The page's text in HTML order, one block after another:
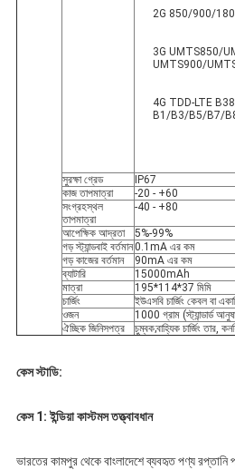
2G 850/900/
3G UMTS850/
UMTS900/
4G TDD-LTE
B1/B3/B5/B7/
সুরক্ষা গ্রেড
IP67
কাজ তাপমাত্রা
-20 - +60
সংগ্রহস্থল
তাপমাত্রা
-40 - +80
আপেক্ষিক আদ্রতা
5%-99%
গড় স্ট্যান্ডবাই বর্তমান0.1mA এর কম
গড় কাজের বর্তমান
90mA এর কম
ব্যাটারি
15000mAh
মাত্রা
195*114*37 মিমি
চার্জিং
ইউএসবি চার্জিং কেবল বা
ওজন
1000 গ্রাম (স্ট্যান্ডার্ড
ঐচ্ছিক জিনিসপত্র
চুম্বক;বাহ্যিক চার্জিং তার,
কেস স্টাডি:
কেস 1: ইন্ডিয়া কাস্টমস তত্ত্বাবধান
ভারতের কামপুর থেকে বাংলাদেশে ব্যবহৃত পণ্য রপ্তানি